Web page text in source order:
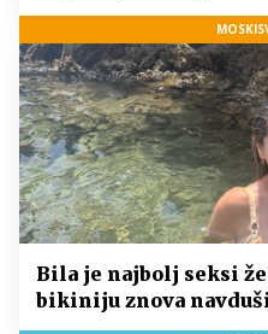
Bila je najbolj seksi
bikiniju znova